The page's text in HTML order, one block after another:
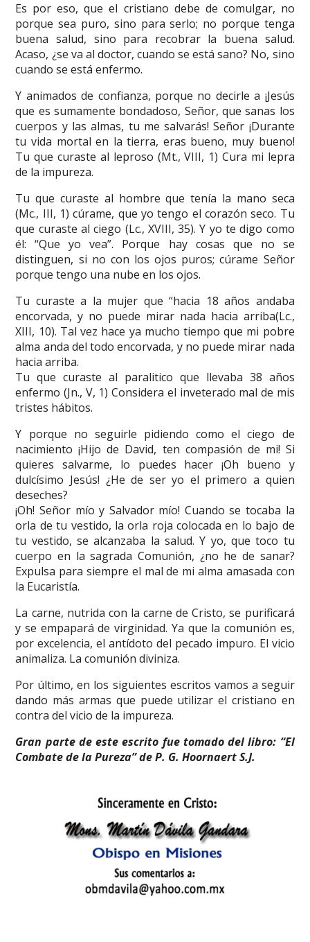
Es por eso, que el cristiano debe de comulgar, no
porque sea puro, sino para serlo; no porque tenga
buena salud, sino para recobrar la buena salud.
Acaso, ¿se va al doctor, cuando se está sano? No, sino
cuando se está enfermo.
Y animados de confianza, porque no decirle a ¡Jesús
que es sumamente bondadoso, Señor, que sanas los
cuerpos y las almas, tu me salvarás! Señor ¡Durante
tu vida mortal en la tierra, eras bueno, muy bueno!
Tu que curaste al leproso (Mt., VIII, 1) Cura mi lepra
de la impureza.
Tu que curaste al hombre que tenía la mano seca
(Mc., III, 1) cúrame, que yo tengo el corazón seco. Tu
que curaste al ciego (Lc., XVIII, 35). Y yo te digo como
él: “Que yo vea”. Porque hay cosas que no se
distinguen, si no con los ojos puros; cúrame Señor
porque tengo una nube en los ojos.
Tu curaste a la mujer que “hacia 18 años andaba
encorvada, y no puede mirar nada hacia arriba(Lc.,
XIII, 10). Tal vez hace ya mucho tiempo que mi pobre
alma anda del todo encorvada, y no puede mirar nada
hacia arriba.
Tu que curaste al paralitico que llevaba 38 años
enfermo (Jn., V, 1) Considera el inveterado mal de mis
tristes hábitos.
Y porque no seguirle pidiendo como el ciego de
nacimiento ¡Hijo de David, ten compasión de mi! Si
quieres salvarme, lo puedes hacer ¡Oh bueno y
dulcísimo Jesús! ¿He de ser yo el primero a quien
deseches?
¡Oh! Señor mío y Salvador mío! Cuando se tocaba la
orla de tu vestido, la orla roja colocada en lo bajo de
tu vestido, se alcanzaba la salud. Y yo, que toco tu
cuerpo en la sagrada Comunión, ¿no he de sanar?
Expulsa para siempre el mal de mi alma amasada con
la Eucaristía.
La carne, nutrida con la carne de Cristo, se purificará
y se empapará de virginidad. Ya que la comunión es,
por excelencia, el antídoto del pecado impuro. El vicio
animaliza. La comunión diviniza.
Por último, en los siguientes escritos vamos a seguir
dando más armas que puede utilizar el cristiano en
contra del vicio de la impureza.
Gran parte de este escrito fue tomado del libro: “El
Combate de la Pureza” de P. G. Hoornaert S.J.